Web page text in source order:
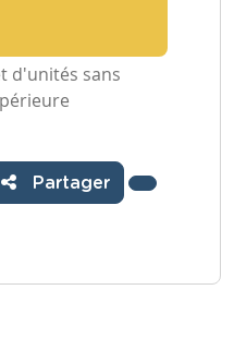
d'unités sans
Partager